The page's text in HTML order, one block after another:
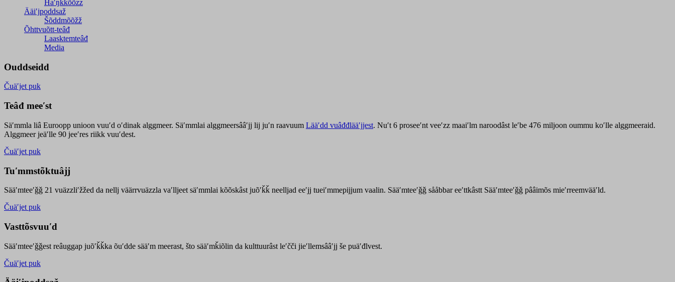
Haʹŋǩǩõõzz
Ääiʹjpoddsaž
Šõddmõõžž
Õhttvuõtt-teâđ
Laasktemteâđ
Media
Ouddseidd
Čuäʹjet puk
Teâđ meeʹst
Säʹmmla liâ Euroopp unioon vuuʹd oʹdinak alggmeer. Säʹmmlai alggmeersââʹjj lij juʹn raavuum Lääʹdd vuâđđlääʹjjest. Nuʹt 6 proseeʹnt veeʹzz maaiʹlm naroodâst leʹbe 476 miljoon oummu koʹlle alggmeeraid.
Alggmeer jeäʹlle 90 jeeʹres riikk vuuʹdest.
Čuäʹjet puk
Tuʹmmstõktuâjj
Sääʹmteeʹǧǧ 21 vuäzzliʹžžed da nellj väärrvuäzzla vaʹlljeet säʹmmlai kõõskâst juõʹǩǩ neelljad eeʹjj tueiʹmmepijjum vaalin. Sääʹmteeʹǧǧ sååbbar eeʹttkâstt Sääʹmteeʹǧǧ pââimõs mieʹrreemvääʹld.
Čuäʹjet puk
Vasttõsvuuʹd
Sääʹmteeʹǧǧest reâuggap juõʹǩǩka õuʹdde sääʹm meerast, što sääʹmǩiõlin da kulttuurâst leʹčči jieʹllemsââʹjj še puäʹđlvest.
Čuäʹjet puk